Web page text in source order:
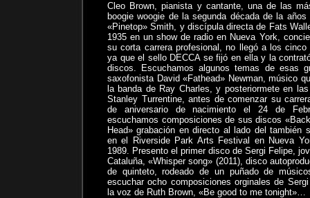
Cleo Brown, pianista y cantante, una de las
boogie woogie de la segunda década de la años
«Pinetop» Smith, y discípula directa de Fats
1935 en un show de radio en Nueva York,
su corta carrera profesional, no llegó a los
ya que el sello DECCA se fijó en ella y la
discos. Escuchamos algunos temas de esas
saxofonista David «Fathead» Newman, músico
la banda de Ray Charles, y posteriormete en
Stanley Turrentine, antes de comenzar su
de aniversario de nacimiento el 24 de
escuchamos composiciones de sus discos
Head» grabación en directo al lado del también
en el Riverside Park Arts Festival en Nueva
1989. Presento el primer disco de Sergi Felipe,
Cataluña, «Whisper song» (2011), disco
de quinteto, rodeado de un puñado de
escuchar ocho composiciones orginales de
la voz de Ruth Brown, «Be good to me tonight»…